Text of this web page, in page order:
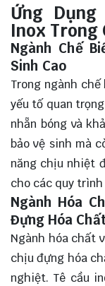
Ứng
Inox Trong
Ngành Chế
Sinh Cao
Trong ngành
yếu tố quan
nhẵn bóng và
bảo vệ sinh mà
năng chịu nhiệt
cho các quy trình
Ngành Hóa
Đựng Hóa
Ngành hóa chất
chịu đựng hóa
nghiệt. Tê cầu